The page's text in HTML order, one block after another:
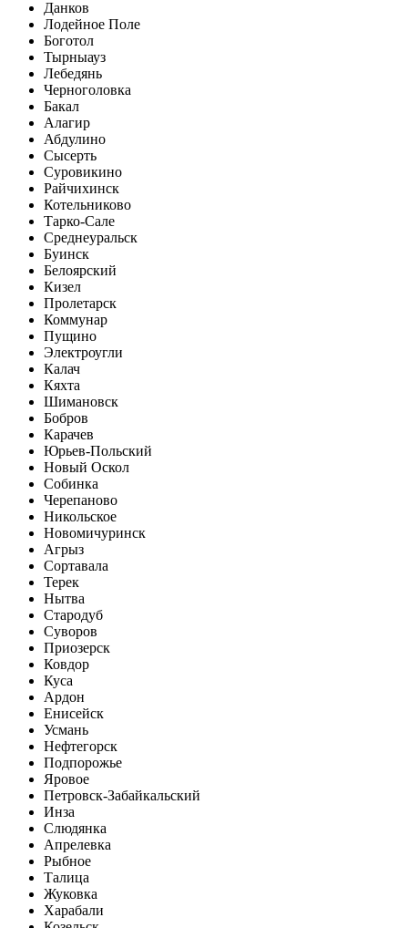
Данков
Лодейное Поле
Боготол
Тырныауз
Лебедянь
Черноголовка
Бакал
Алагир
Абдулино
Сысерть
Суровикино
Райчихинск
Котельниково
Тарко-Сале
Среднеуральск
Буинск
Белоярский
Кизел
Пролетарск
Коммунар
Пущино
Электроугли
Калач
Кяхта
Шимановск
Бобров
Карачев
Юрьев-Польский
Новый Оскол
Собинка
Черепаново
Никольское
Новомичуринск
Агрыз
Сортавала
Терек
Нытва
Стародуб
Суворов
Приозерск
Ковдор
Куса
Ардон
Енисейск
Усмань
Нефтегорск
Подпорожье
Яровое
Петровск-Забайкальский
Инза
Слюдянка
Апрелевка
Рыбное
Талица
Жуковка
Харабали